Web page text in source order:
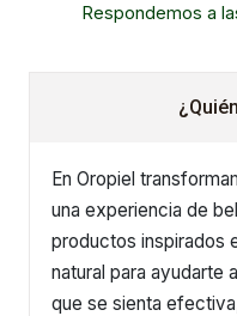
Respondemos a
En Oropiel
una experiencia de
productos inspirados
natural para ayudarte
que se sienta